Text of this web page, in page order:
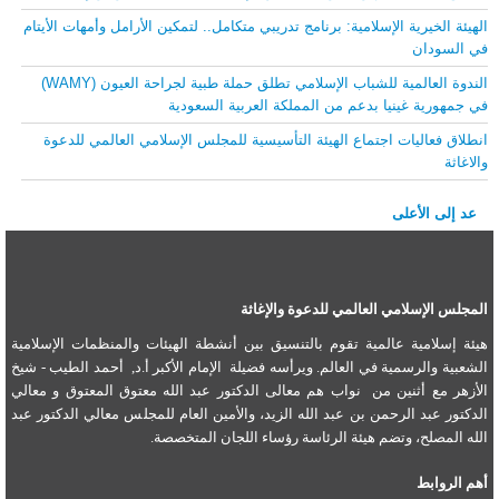
الهيئة الخيرية الإسلامية: برنامج تدريبي متكامل.. لتمكين الأرامل وأمهات الأيتام
في السودان
الندوة العالمية للشباب الإسلامي تطلق حملة طبية لجراحة العيون (WAMY)
في جمهورية غينيا بدعم من المملكة العربية السعودية
انطلاق فعاليات اجتماع الهيئة التأسيسية للمجلس الإسلامي العالمي للدعوة
والاغاثة
عد إلى الأعلى
المجلس الإسلامي العالمي للدعوة والإغاثة
هيئة إسلامية عالمية تقوم بالتنسيق بين أنشطة الهيئات والمنظمات الإسلامية
الشعبية والرسمية في العالم. ويرأسه فضيلة الإمام الأكبر أ.د, أحمد الطيب - شيخ
الأزهر مع أثنين من نواب هم معالى الدكتور عبد الله معتوق المعتوق و معالي
الدكتور عبد الرحمن بن عبد الله الزيد، والأمين العام للمجلس معالي الدكتور عبد
الله المصلح، وتضم هيئة الرئاسة رؤساء اللجان المتخصصة.
أهم الروابط